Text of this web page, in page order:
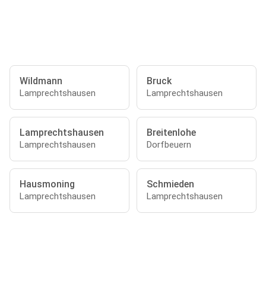
Wildmann
Lamprechtshausen
Bruck
Lamprechtshausen
Lamprechtshausen
Lamprechtshausen
Breitenlohe
Dorfbeuern
Hausmoning
Lamprechtshausen
Schmieden
Lamprechtshausen